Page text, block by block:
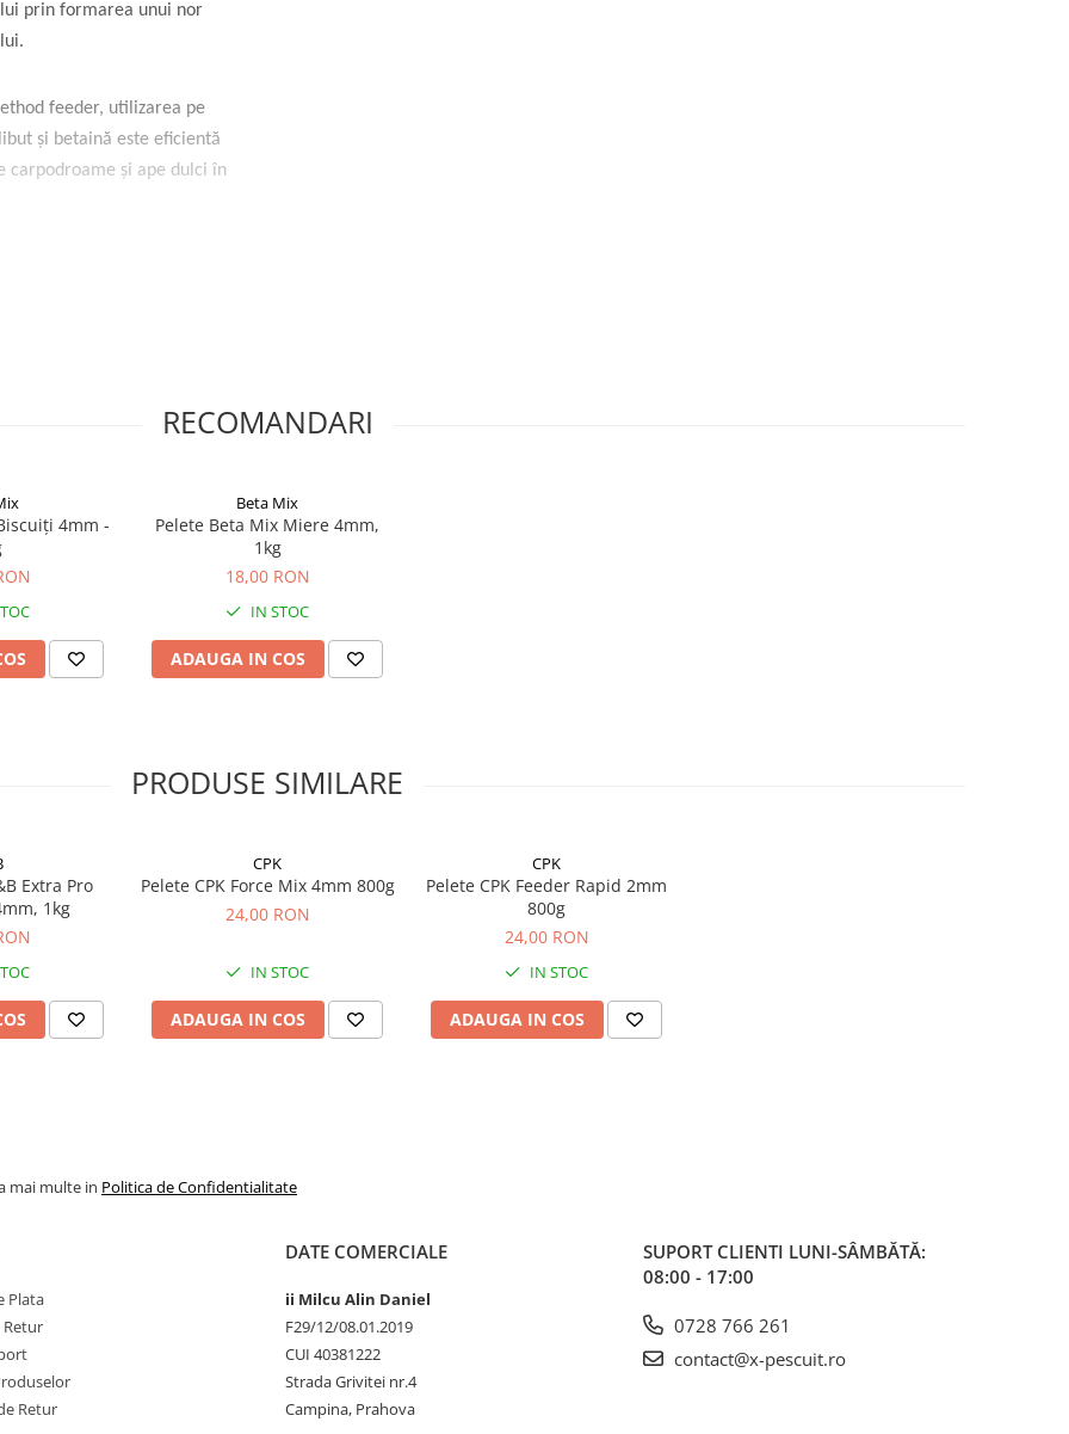
prin formarea unui nor
feeder, utilizarea pe
și betaină este eficientă
carpodroame și ape dulci în
1kg utilizează o formulă
Diametrul de 2mm
Această densitate a
au nevoie de o nadă cu
pentru a asigura
o textură colantă,
ape cu turbiditate foarte
peștii să caute activ
RECOMANDARI
4mm -
Beta Mix
Pelete Beta Mix Miere 4mm,
1kg
18,00 RON
IN STOC
ADAUGA IN COS
PRODUSE SIMILARE
Extra Pro
1kg
CPK
Pelete CPK Force Mix 4mm 800g
24,00 RON
IN STOC
ADAUGA IN COS
CPK
Pelete CPK Feeder Rapid 2mm
800g
24,00 RON
IN STOC
ADAUGA IN COS
mai multe in Politica de Confidentialitate
Plata
Retur
Retur
DATE COMERCIALE
ii Milcu Alin Daniel
F29/12/08.01.2019
CUI 40381222
Strada Grivitei nr.4
Campina, Prahova
SUPORT CLIENTI LUNI-SÂMBĂTĂ:
08:00 - 17:00
0728 766 261
contact@x-pescuit.ro